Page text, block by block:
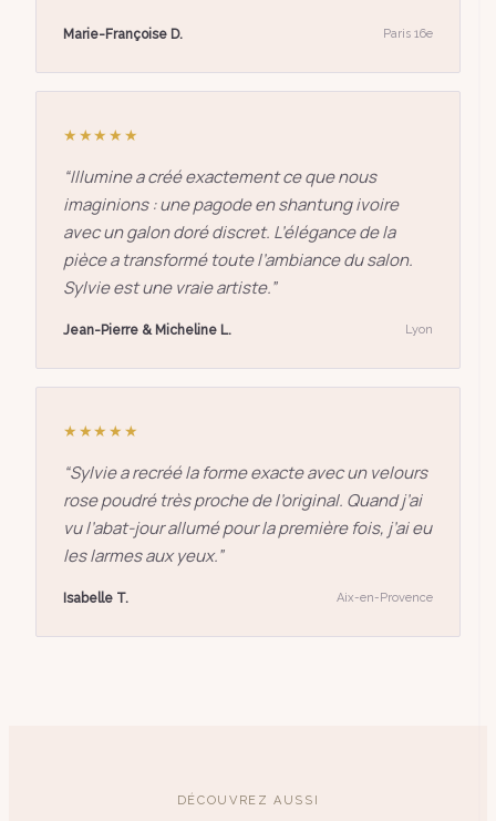
Marie-Françoise D. Paris 16e
★★★★★
“Illumine a créé exactement ce que nous
imaginions : une pagode en shantung ivoire
avec un galon doré discret. L’élégance de la
pièce a transformé toute l’ambiance du salon.
Sylvie est une vraie artiste.”
Jean-Pierre & Micheline L. Lyon
★★★★★
“Sylvie a recréé la forme exacte avec un velours
rose poudré très proche de l’original. Quand j’ai
vu l’abat-jour allumé pour la première fois, j’ai eu
les larmes aux yeux.”
Isabelle T. Aix-en-Provence
DÉCOUVREZ AUSSI